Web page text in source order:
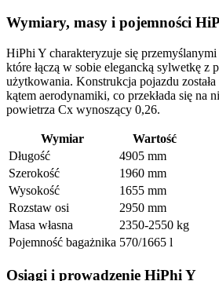
Wymiary, masy i pojemności
HiPhi Y charakteryzuje się
które łączą w sobie elegancką sylwetkę z
użytkowania. Konstrukcja pojazdu
kątem aerodynamiki, co przekłada się na
powietrza Cx wynoszący 0,26.
Wymiar
Wartość
Długość
4905 mm
Szerokość
1960 mm
Wysokość
1655 mm
Rozstaw osi
2950 mm
Masa własna
2350-2550 kg
Pojemność bagażnika 570/1665 l
Osiągi i prowadzenie HiPhi Y